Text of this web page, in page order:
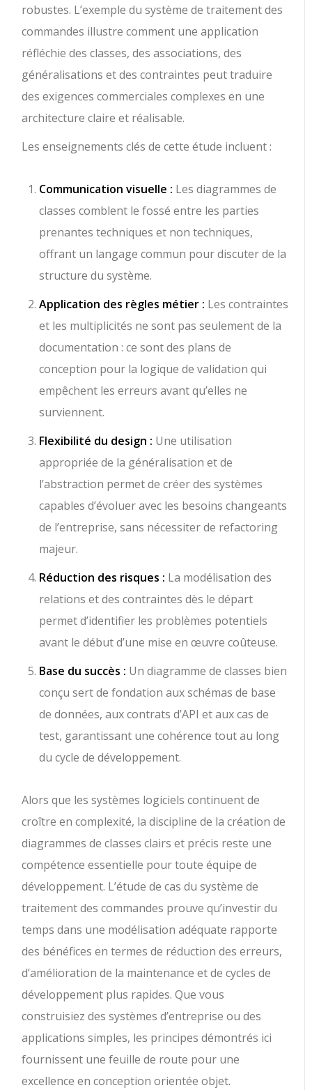
robustes. L’exemple du système de traitement des
commandes illustre comment une application
réfléchie des classes, des associations, des
généralisations et des contraintes peut traduire
des exigences commerciales complexes en une
architecture claire et réalisable.
Les enseignements clés de cette étude incluent :
Communication visuelle : Les diagrammes de
classes comblent le fossé entre les parties
prenantes techniques et non techniques,
offrant un langage commun pour discuter de la
structure du système.
Application des règles métier : Les contraintes
et les multiplicités ne sont pas seulement de la
documentation : ce sont des plans de
conception pour la logique de validation qui
empêchent les erreurs avant qu’elles ne
surviennent.
Flexibilité du design : Une utilisation
appropriée de la généralisation et de
l’abstraction permet de créer des systèmes
capables d’évoluer avec les besoins changeants
de l’entreprise, sans nécessiter de refactoring
majeur.
Réduction des risques : La modélisation des
relations et des contraintes dès le départ
permet d’identifier les problèmes potentiels
avant le début d’une mise en œuvre coûteuse.
Base du succès : Un diagramme de classes bien
conçu sert de fondation aux schémas de base
de données, aux contrats d’API et aux cas de
test, garantissant une cohérence tout au long
du cycle de développement.
Alors que les systèmes logiciels continuent de
croître en complexité, la discipline de la création de
diagrammes de classes clairs et précis reste une
compétence essentielle pour toute équipe de
développement. L’étude de cas du système de
traitement des commandes prouve qu’investir du
temps dans une modélisation adéquate rapporte
des bénéfices en termes de réduction des erreurs,
d’amélioration de la maintenance et de cycles de
développement plus rapides. Que vous
construisiez des systèmes d’entreprise ou des
applications simples, les principes démontrés ici
fournissent une feuille de route pour une
excellence en conception orientée objet.